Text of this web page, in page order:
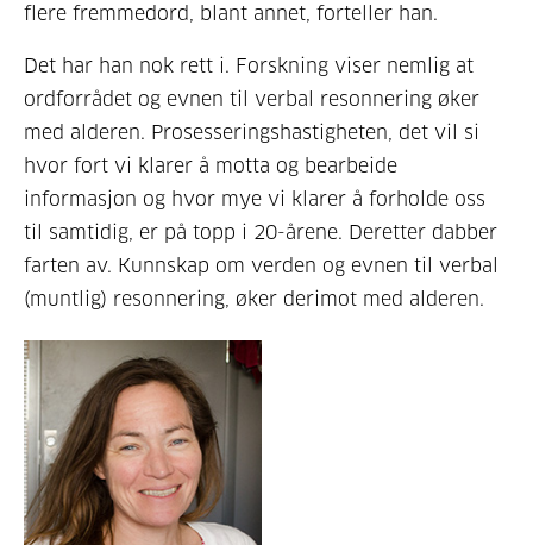
flere fremmedord, blant annet, forteller han.
Det har han nok rett i. Forskning viser nemlig at
ordforrådet og evnen til verbal resonnering øker
med alderen. Prosesseringshastigheten, det vil si
hvor fort vi klarer å motta og bearbeide
informasjon og hvor mye vi klarer å forholde oss
til samtidig, er på topp i 20-årene. Deretter dabber
farten av. Kunnskap om verden og evnen til verbal
(muntlig) resonnering, øker derimot med alderen.